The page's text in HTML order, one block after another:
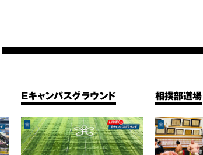
Eキャンパスグラウンド 相撲部道場